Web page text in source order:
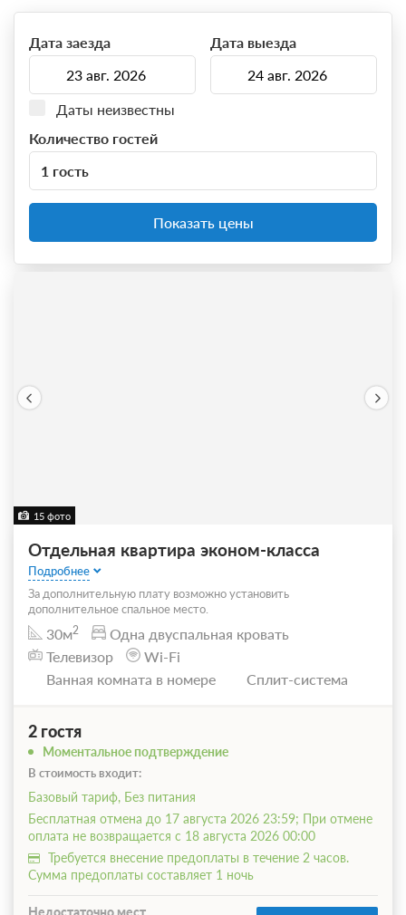
Дата заезда Дата выезда
Даты неизвестны
Количество гостей
1 гость
Показать цены
15 фото
Отдельная квартира эконом-класса
Подробнее
За дополнительную плату возможно установить
дополнительное спальное место.
30м2
Одна двуспальная кровать
Телевизор
Wi-Fi
Ванная комната в номере
Сплит-система
2 гостя
Моментальное подтверждение
В стоимость входит:
Базовый тариф, Без питания
Бесплатная отмена до 17 августа 2026 23:59; При отмене
оплата не возвращается с 18 августа 2026 00:00
Требуется внесение предоплаты в течение 2 часов.
Сумма предоплаты составляет 1 ночь